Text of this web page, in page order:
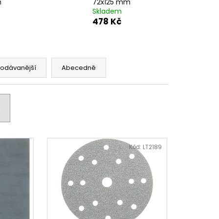
Skladem
478 Kč
Abecedně
Kód: LT2189